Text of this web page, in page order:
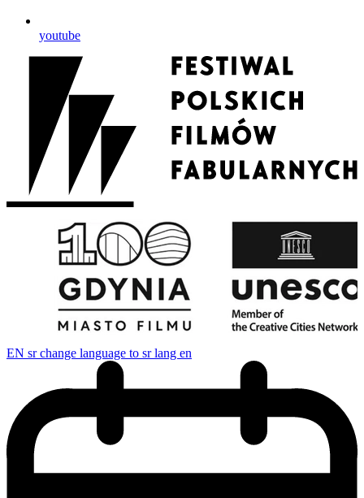
youtube
EN sr change language to sr lang en